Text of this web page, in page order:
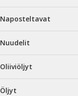
Naposteltavat
Nuudelit
Oliiviöljyt
Öljyt